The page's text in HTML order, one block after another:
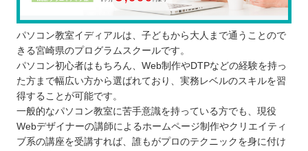
パソコン教室イディアルは、子どもから大人まで通うことので
きる宮崎県のプログラムスクールです。
パソコン初心者はもちろん、Web制作やDTPなどの経験を持っ
た方まで幅広い方から選ばれており、実務レベルのスキルを習
得することが可能です。
一般的なパソコン教室に苦手意識を持っている方でも、現役
Webデザイナーの講師によるホームページ制作やクリエイティ
ブ系の講座を受講すれば、誰もがプロのテクニックを身に付け